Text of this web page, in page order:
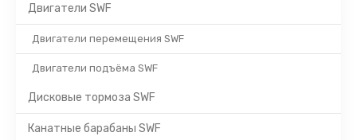
Двигатели SWF
Двигатели перемещения SWF
Двигатели подъёма SWF
Дисковые тормоза SWF
Канатные барабаны SWF